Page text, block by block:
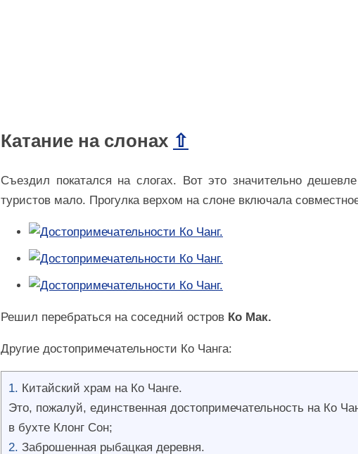
Катание на слонах ⇧
Съездил покатался на слогах. Вот это значительно
туристов мало. Прогулка верхом на слоне включала
Решил перебраться на соседний остров Ко Мак.
Другие достопримечательности Ко Чанга:
Китайский храм на Ко Чанге.
Это, пожалуй, единственная достопримечательность на Ко
в бухте Клонг Сон;
Заброшенная рыбацкая деревня.